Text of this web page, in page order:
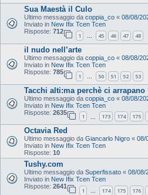
Sua Maestà il Culo
Ultimo messaggio da coppia_co « 08/08/
Inviato in New Ifix Tcen Tcen
Risposte: 712
1 … 45 46 47 48
il nudo nell’arte
Ultimo messaggio da coppia_co « 08/08/
Inviato in New Ifix Tcen Tcen
Risposte: 785
1 50 51 52 53
Tacchi alti:ma perchè ci arrapano
Ultimo messaggio da coppia_co « 08/08/
Inviato in New Ifix Tcen Tcen
Risposte: 2635
1 173 174 175
Octavia Red
Ultimo messaggio da Giancarlo Nigro « 08/
Inviato in New Ifix Tcen Tcen
Risposte: 10
Tushy.com
Ultimo messaggio da Superfissato « 08/08/
Inviato in New Ifix Tcen Tcen
Risposte: 2641
1 … 174 175 176